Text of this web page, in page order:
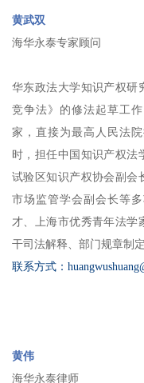
黄武双
海华永泰专家顾问
华东政法大学知识产权研
竞争法》的修法起草工
家，直接为最高人民法
时，担任中国知识产权法
试验区知识产权协会副会
市场监管学会副会长等
才、上海市优秀青年法学
干司法解释、部门规章制定
联系方式：
黄伟
海华永泰律师